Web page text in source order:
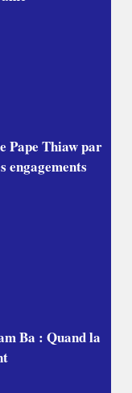
Pape Thiaw par
engagements
Ba : Quand la